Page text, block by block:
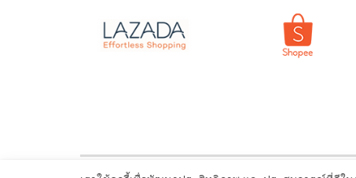
© ELVIRA.co.th All Rights Reserved. Read our Privacy